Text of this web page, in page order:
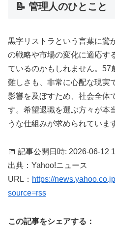
📝 管理人のひとこと
黒字リストラという言葉に驚
の戦略や市場の変化に適応す
ているのかもしれません。57
難しさも、非常に心配な現実
影響を及ぼすため、社会全体
す。希望退職を選ぶ方々が本
うな仕組みが求められていま
📅 記事公開日時: 2026-06-12
出典：Yahoo!ニュース
URL： https://
source=rss
この記事をシェアする：